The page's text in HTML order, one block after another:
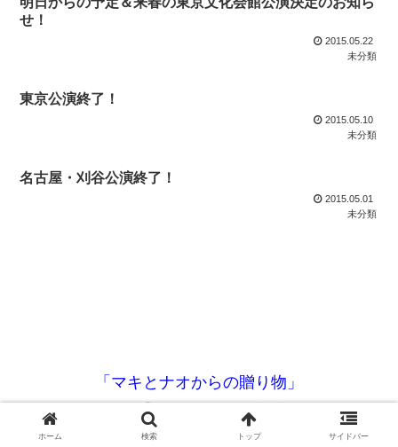
せ！
2015.05.22
未分類
東京公演終了！
2015.05.10
未分類
名古屋・刈谷公演終了！
2015.05.01
未分類
「マキとナオからの贈り物」
ホーム 検索 トップ サイドバー